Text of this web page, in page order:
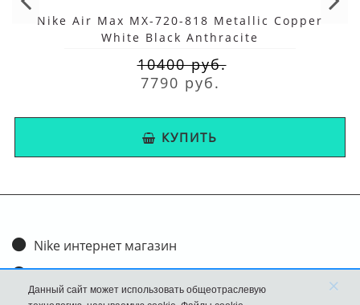
Nike Air Max MX-720-818 Metallic Copper
White Black Anthracite
10400 руб.
7790 руб.
КУПИТЬ
Nike интернет магазин
Доставка и оплата
Данный сайт может использовать общеотраслевую
×